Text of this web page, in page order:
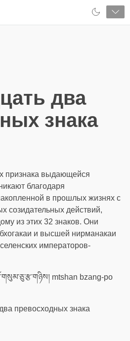
два
знака
признака выдающейся
благодаря
в прошлых жизнях с
созидательных действий,
из этих 32 знаков. Они
и высшей нирманакаи
императоров-
mtshan bzang-po
превосходных знака